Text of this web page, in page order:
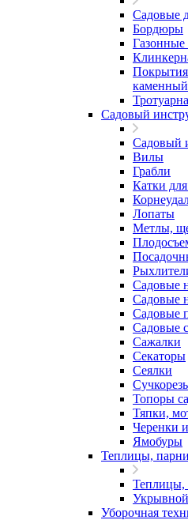
Садовые
Бордюры
Газонные
каменный
Садовый
Садовый
Вилы
Грабли
Катки для
Лопаты
Метлы,
Садовые
Садовые
Садовые
Садовые
Сажалки
Секаторы
Сеялки
Топоры
Тяпки,
Черенки
Ямобуры
Теплицы,
Теплицы,
Укрывной
Уборочная